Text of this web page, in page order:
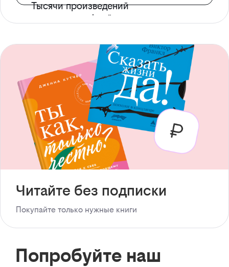
Тысячи произведений
с доступом офлайн
Читайте без подписки
Покупайте только нужные книги
Попробуйте наш